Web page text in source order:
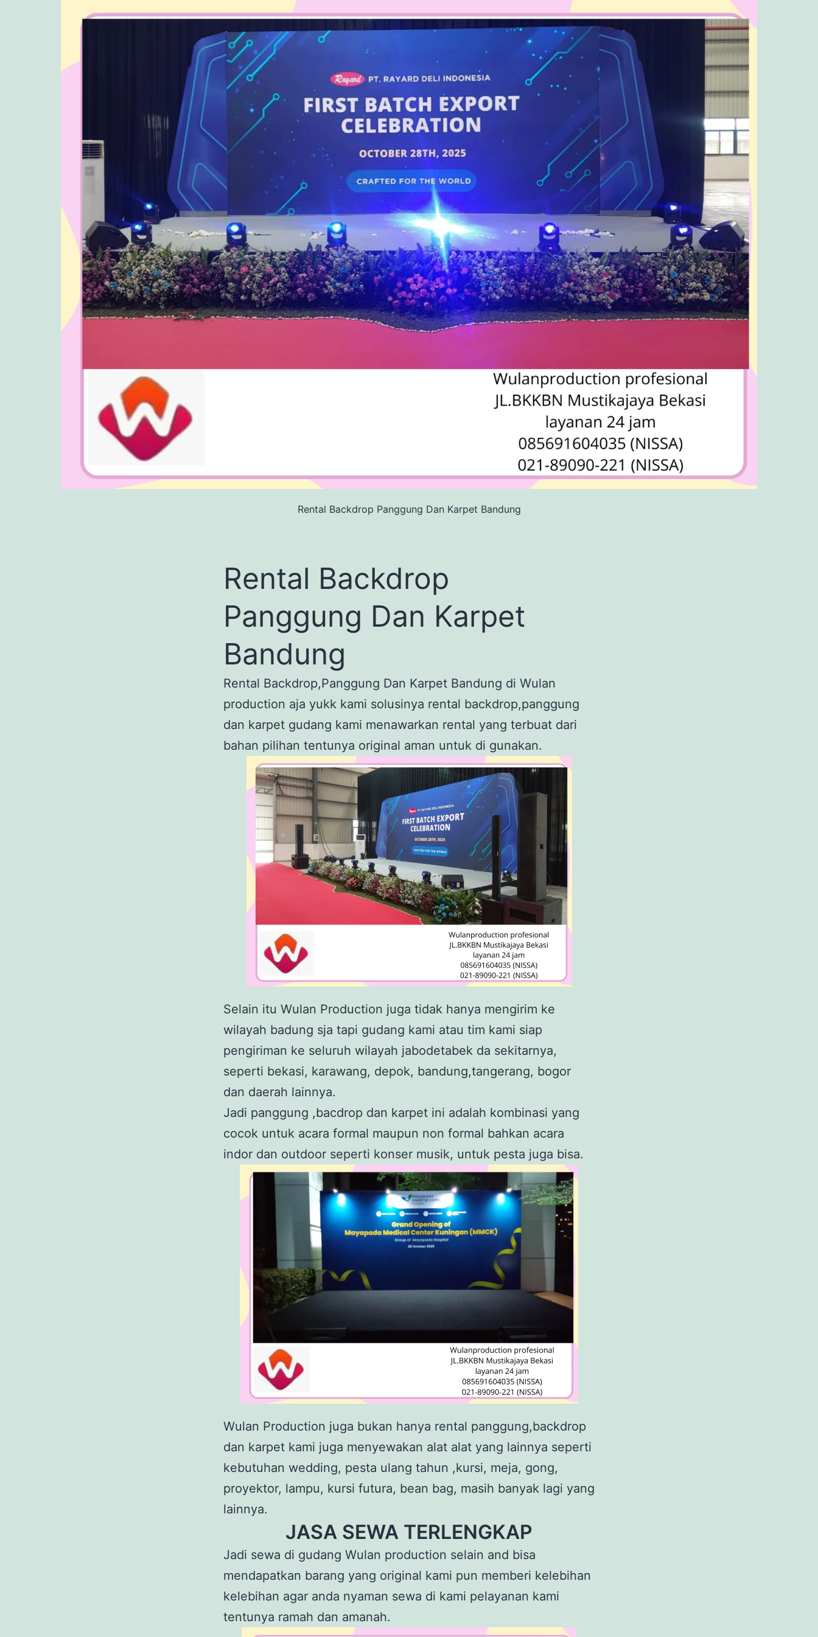
Rental Backdrop Panggung Dan Karpet Bandung
Rental Backdrop
Panggung Dan Karpet
Bandung
Rental Backdrop,Panggung Dan Karpet Bandung di Wulan
production aja yukk kami solusinya rental backdrop,panggung
dan karpet gudang kami menawarkan rental yang terbuat dari
bahan pilihan tentunya original aman untuk di gunakan.
Selain itu Wulan Production juga tidak hanya mengirim ke
wilayah badung sja tapi gudang kami atau tim kami siap
pengiriman ke seluruh wilayah jabodetabek da sekitarnya,
seperti bekasi, karawang, depok, bandung,tangerang, bogor
dan daerah lainnya.
Jadi panggung ,bacdrop dan karpet ini adalah kombinasi yang
cocok untuk acara formal maupun non formal bahkan acara
indor dan outdoor seperti konser musik, untuk pesta juga bisa.
Wulan Production juga bukan hanya rental panggung,backdrop
dan karpet kami juga menyewakan alat alat yang lainnya seperti
kebutuhan wedding, pesta ulang tahun ,kursi, meja, gong,
proyektor, lampu, kursi futura, bean bag, masih banyak lagi yang
lainnya.
JASA SEWA TERLENGKAP
Jadi sewa di gudang Wulan production selain and bisa
mendapatkan barang yang original kami pun memberi kelebihan
kelebihan agar anda nyaman sewa di kami pelayanan kami
tentunya ramah dan amanah.